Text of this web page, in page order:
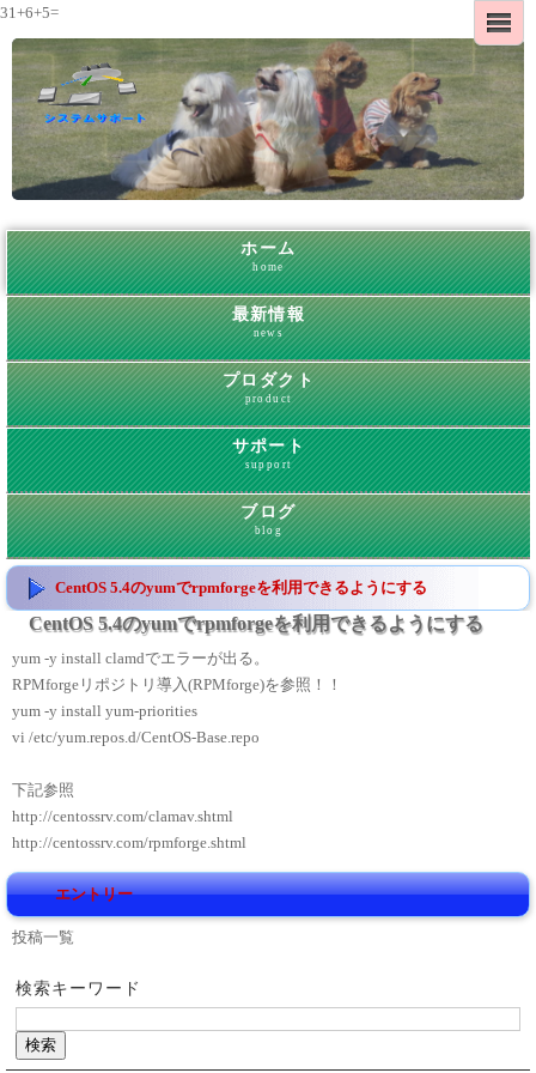
31+6+5=
ホーム
home
最新情報
news
プロダクト
product
サポート
support
ブログ
blog
CentOS 5.4のyumでrpmforgeを利用できるようにする
CentOS 5.4のyumでrpmforgeを利用できるようにする
yum -y install clamdでエラーが出る。
RPMforgeリポジトリ導入(RPMforge)を参照！！
yum -y install yum-priorities
vi /etc/yum.repos.d/CentOS-Base.repo
下記参照
http://centossrv.com/clamav.shtml
http://centossrv.com/rpmforge.shtml
エントリー
投稿一覧
検索キーワード